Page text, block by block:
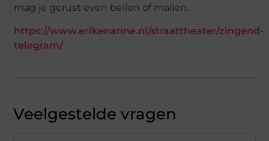
mag je gerust even bellen of mailen.
https://www.erikenanne.nl/straattheater/zingend-
telegram/
Veelgestelde vragen